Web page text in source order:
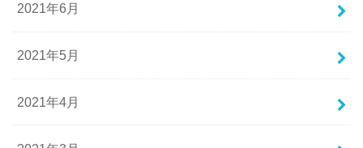
2021年6月
2021年5月
2021年4月